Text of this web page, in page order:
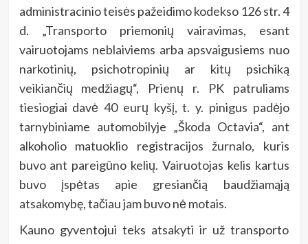
administracinio teisės pažeidimo kodekso 126 str. 4
d. „Transporto priemonių vairavimas, esant
vairuotojams neblaiviems arba apsvaigusiems nuo
narkotinių, psichotropinių ar kitų psichiką
veikiančių medžiagų“, Prienų r. PK patruliams
tiesiogiai davė 40 eurų kyšį, t. y. pinigus padėjo
tarnybiniame automobilyje „Škoda Octavia“, ant
alkoholio matuoklio registracijos žurnalo, kuris
buvo ant pareigūno kelių. Vairuotojas kelis kartus
buvo įspėtas apie gresiančią baudžiamąją
atsakomybę, tačiau jam buvo nė motais.
Kauno gyventojui teks atsakyti ir už transporto